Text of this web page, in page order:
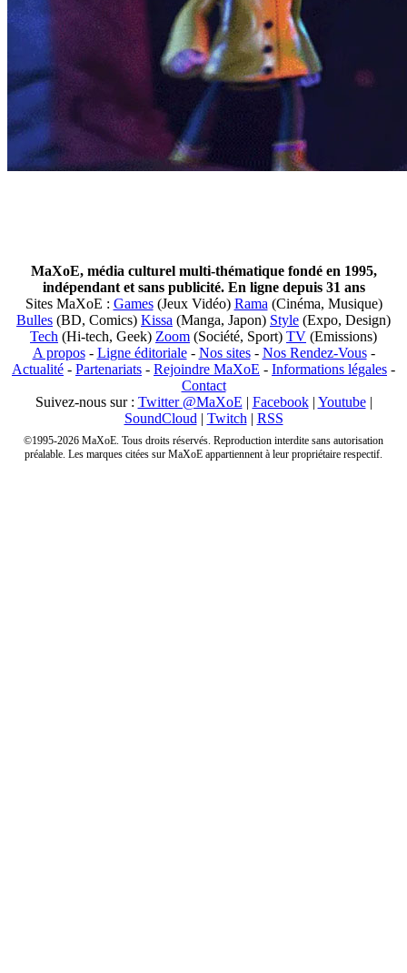
MaXoE, média culturel multi-thématique fondé en 1995,
indépendant et sans publicité. En ligne depuis 31 ans
Sites MaXoE : Games(Jeux Vidéo) Rama (Cinéma, Musique)
Bulles (BD, Comics) Kissa (Manga, Japon) Style (Expo, Design)
Tech (Hi-tech, Geek) Zoom (Société, Sport) TV (Emissions)
A propos- Ligne éditoriale- Nos sites- Nos Rendez-Vous-
Actualité - Partenariats - Rejoindre MaXoE - Informations légales -
Contact
Suivez-nous sur : Twitter @MaXoE | Facebook| Youtube|
SoundCloud | Twitch | RSS
©1995-2026 MaXoE. Tous droits réservés. Reproduction interdite sans autorisation
préalable. Les marques citées sur MaXoE appartiennent à leur propriétaire respectif.